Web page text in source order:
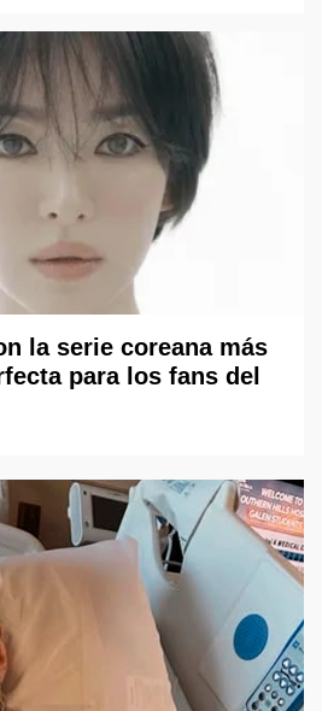
la serie coreana más
para los fans del